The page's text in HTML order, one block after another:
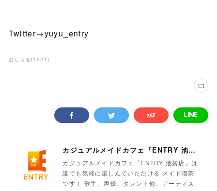
Twitter→yuyu_entry
おしらせ(1221 )
カジュアルメイドカフェ『ENTRY 池袋店』
カジュアルメイドカフェ『ENTRY 池袋店』は
誰でも気軽に楽しんでいただける メイド喫茶
です！ 歌手、声優、タレント他、アーティス